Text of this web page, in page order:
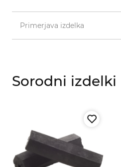
Primerjava izdelka
Sorodni izdelki